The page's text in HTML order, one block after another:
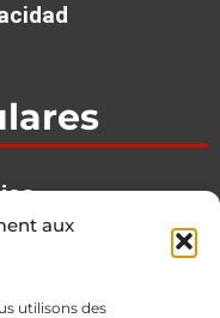
aux
utilisons des